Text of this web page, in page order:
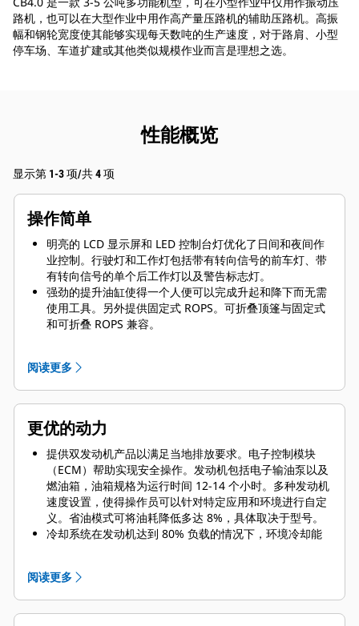
路机，也可以在大型作业中用作高产量压路机的辅助压路机。高振
幅和钢轮宽度使其能够实现每天数吨的生产速度，对于路肩、小型
停车场、车道扩建或其他类似规模作业而言是理想之选。
性能概览
显示第 1-3 项/共 4 项
操作简单
明亮的 LCD 显示屏和 LED 控制台灯优化了日间和夜间作
业控制。行驶灯和工作灯包括带有转向信号的前车灯、带
有转向信号的单个后工作灯以及警告标志灯。
强劲的提升油缸使得一个人便可以完成升起和降下而无需
使用工具。另外提供固定式 ROPS。可折叠顶篷与固定式
和可折叠 ROPS 兼容。
油温度、电压。默认屏幕包括：发动机转速、燃油油位、
液压油温度以及可以让操作员了解低水位（喷洒系统）、
省油模式、钢轮选择、灯、喷水设置、牵引力控制、再
生、停车制动器和警告指示灯的可视指示器。
直观的多功能控制面板，带有防破坏保护装置，实现出色
的性能。易于查看的 LCD 显示屏和控制面板上醒目的
LED 灯，不论在白天还是夜晚都可以方便地操作。一体式
防破坏保护盖可对数值加以保护。
阅读更多
更优的动力
提供双发动机产品以满足当地排放要求。电子控制模块
（ECM）帮助实现安全操作。发动机包括电子输油泵以及
燃油箱，油箱规格为运行时间 12-14 个小时。多种发动机
速度设置，使得操作员可以针对特定应用和环境进行自定
义。省油模式可将油耗降低多达 8%，具体取决于型号。
冷却系统在发动机达到 80% 负载的情况下，环境冷却能
牵引力控制选件采用销接式设计，安装快速方便。现场改
装可在一个小时内完成。
阅读更多